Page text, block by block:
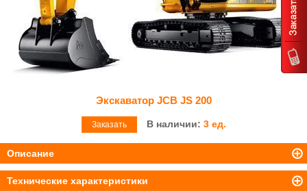
Экскаватор JCB JS 200
Заказать В наличии: 3 ед.
Описание
Технические характеристики